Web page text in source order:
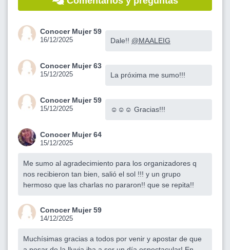
Conocer Mujer 59
16/12/2025 Dale!! @MAALEIG
Conocer Mujer 63
15/12/2025 La próxima me sumo!!!
Conocer Mujer 59
15/12/2025 ☺️☺️☺️ Gracias!!!
Conocer Mujer 64
15/12/2025
Me sumo al agradecimiento para los organizadores q
nos recibieron tan bien, salió el sol !!! y un grupo
hermoso que las charlas no pararon!! que se repita!!
Conocer Mujer 59
14/12/2025
Muchísimas gracias a todos por venir y apostar de que